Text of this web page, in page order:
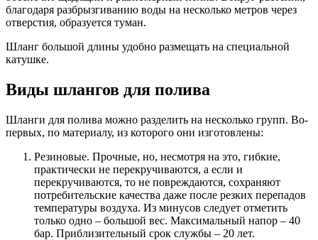
благодаря разбрызгиванию воды на несколько метров через
отверстия, образуется туман.
Шланг большой длины удобно размещать на специальной
катушке.
Виды шлангов для полива
Шланги для полива можно разделить на несколько групп. Во-
первых, по материалу, из которого они изготовлены:
Резиновые. Прочные, но, несмотря на это, гибкие,
практически не перекручиваются, а если и
перекручиваются, то не повреждаются, сохраняют
потребительские качества даже после резких перепадов
температуры воздуха. Из минусов следует отметить
только одно – большой вес. Максимальный напор – 40
бар. Приблизительный срок службы – 20 лет.